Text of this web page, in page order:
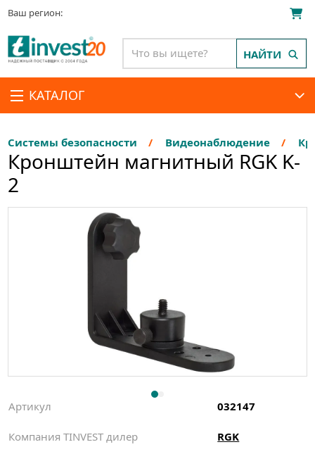
Ваш регион:
КАТАЛОГ
НАЙТИ
Системы безопасности Видеонаблюдение
Кронштейн магнитный RGK K-
2
Артикул 032147
Компания TINVEST дилер RGK